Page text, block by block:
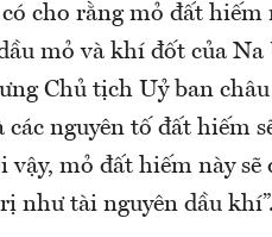
cho rằng mỏ đất
mỏ và khí đốt của Na
Chủ tịch Uỷ ban
nguyên tố đất hiếm
vậy, mỏ đất hiếm này
như tài nguyên dầu khí”.